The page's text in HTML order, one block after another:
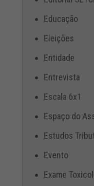
Educação
Eleições
Entidade
Entrevista
Escala 6x1
Espaço do
Estudos
Evento
Exame